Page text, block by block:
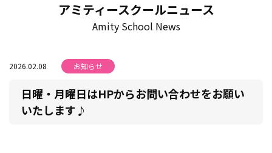
アミティースクールニュース
Amity School News
2026.02.08 お知らせ
日曜・月曜日はHPからお問い合わせをお願い
いたします♪